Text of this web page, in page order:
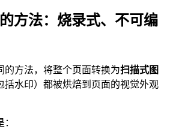
方法：烧录式、不可编
的方法，将整个页面转换为扫描式图
括水印）都被烘焙到页面的视觉外观